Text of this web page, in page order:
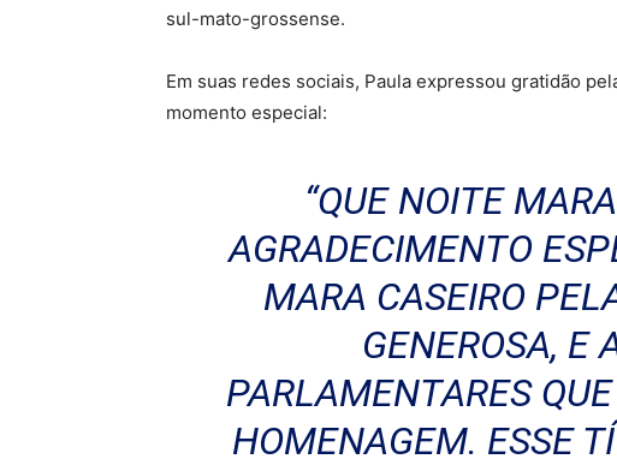
sul-mato-grossense.
Em suas redes sociais, Paula expressou gratidão
momento especial:
“QUE NOITE
AGRADECIMENTO
MARA CASEIRO
GENEROSA, E
PARLAMENTARES
HOMENAGEM. ESSE